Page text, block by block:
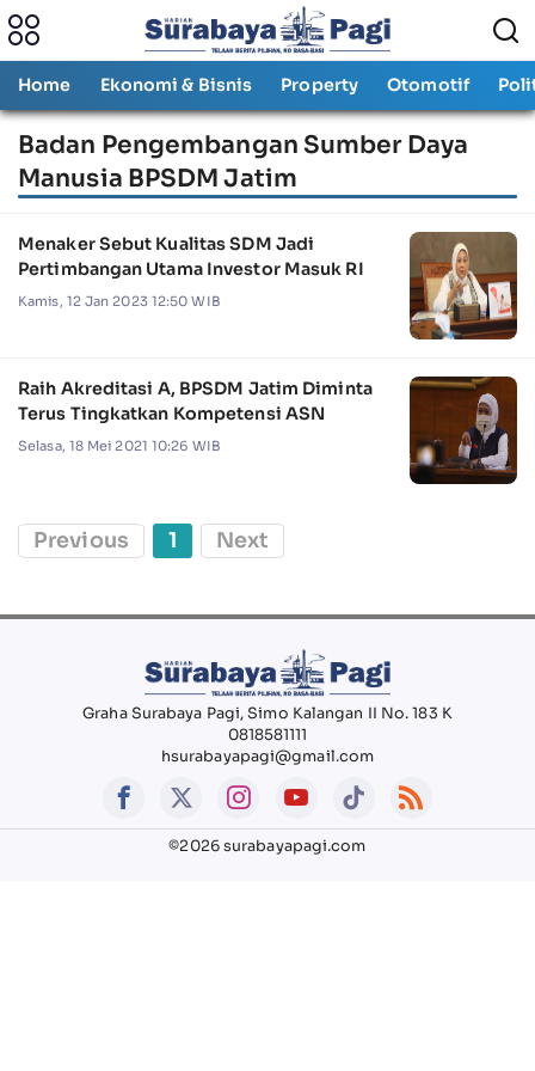
Home Ekonomi & Bisnis Property Otomotif
Badan Pengembangan Sumber Daya
Manusia BPSDM Jatim
Menaker Sebut Kualitas SDM Jadi
Pertimbangan Utama Investor Masuk RI
Kamis, 12 Jan 2023 12:50 WIB
Raih Akreditasi A, BPSDM Jatim Diminta
Terus Tingkatkan Kompetensi ASN
Selasa, 18 Mei 2021 10:26 WIB
Previous 1 Next
Graha Surabaya Pagi, Simo Kalangan II No. 183 K
0818581111
hsurabayapagi@gmail.com
©2026 surabayapagi.com